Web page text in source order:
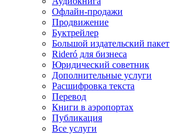
Офлайн-продажи
Продвижение
Буктрейлер
Большой издательский пакет
Rideró для бизнеса
Юридический советник
Дополнительные услуги
Расшифровка текста
Перевод
Книги в аэропортах
Публикация
Все услуги